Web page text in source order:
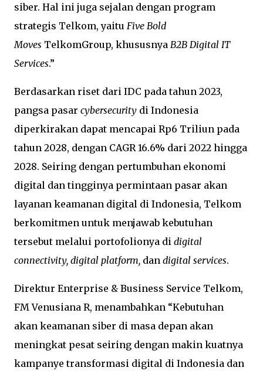
siber. Hal ini juga sejalan dengan program
strategis Telkom, yaitu Five Bold
Moves TelkomGroup, khususnya B2B Digital IT
Services.”
Berdasarkan riset dari IDC pada tahun 2023,
pangsa pasar cybersecurity di Indonesia
diperkirakan dapat mencapai Rp6 Triliun pada
tahun 2028, dengan CAGR 16.6% dari 2022 hingga
2028. Seiring dengan pertumbuhan ekonomi
digital dan tingginya permintaan pasar akan
layanan keamanan digital di Indonesia, Telkom
berkomitmen untuk menjawab kebutuhan
tersebut melalui portofolionya di digital
connectivity, digital platform, dan digital services.
Direktur Enterprise & Business Service Telkom,
FM Venusiana R, menambahkan “Kebutuhan
akan keamanan siber di masa depan akan
meningkat pesat seiring dengan makin kuatnya
kampanye transformasi digital di Indonesia dan